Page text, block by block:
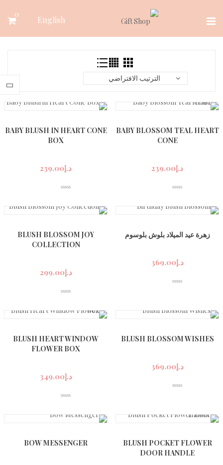
0
English
الترتيب الافتراضي
BABY BLOSSOM TEAL HEART
CONE
د.إ239.00
BABY BLUSH IN HEART CONE
BOX
د.إ239.00
زهرة عيد الميلاد بلوش بلوسوم
د.إ369.00
BLUSH BLOSSOM JOY
COLLECTION
د.إ299.00
BLUSH BLOSSOM WISHES
د.إ369.00
BLUSH HEART WINDOW
FLOWER BOX
د.إ349.00
BLUSH POCKET FLOWER
DOOR HANDLE
BOW MESSENGER